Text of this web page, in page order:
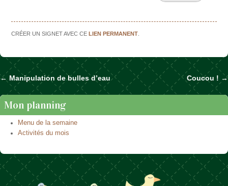
CRÉER UN SIGNET AVEC CELIEN PERMANENT
Naviguer dans les articles
← Manipulation de bulles d’eau Coucou ! →
Mon planning
Menu de la semaine
Activités du mois